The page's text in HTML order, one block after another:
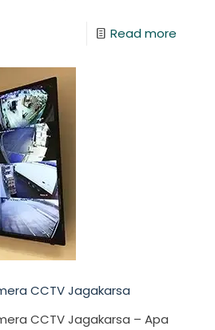
Read more
CCTV Jagakarsa
CCTV Jagakarsa – Apa